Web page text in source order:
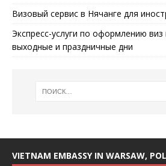
Визовый сервис в Нячанге для
Экспресс-услуги по оформлению
выходные и праздничные дни
VIETNAM EMBASSY IN WARSAW,